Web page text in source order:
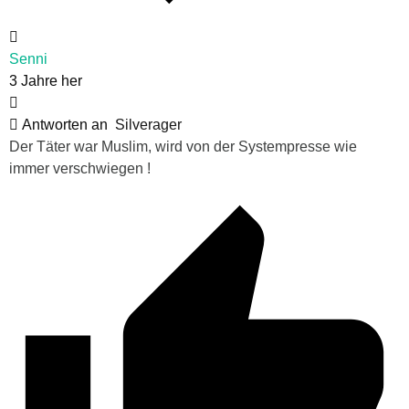
Senni
3 Jahre her
Antworten an Silverager
Der Täter war Muslim, wird von der Systempresse wie
immer verschwiegen !